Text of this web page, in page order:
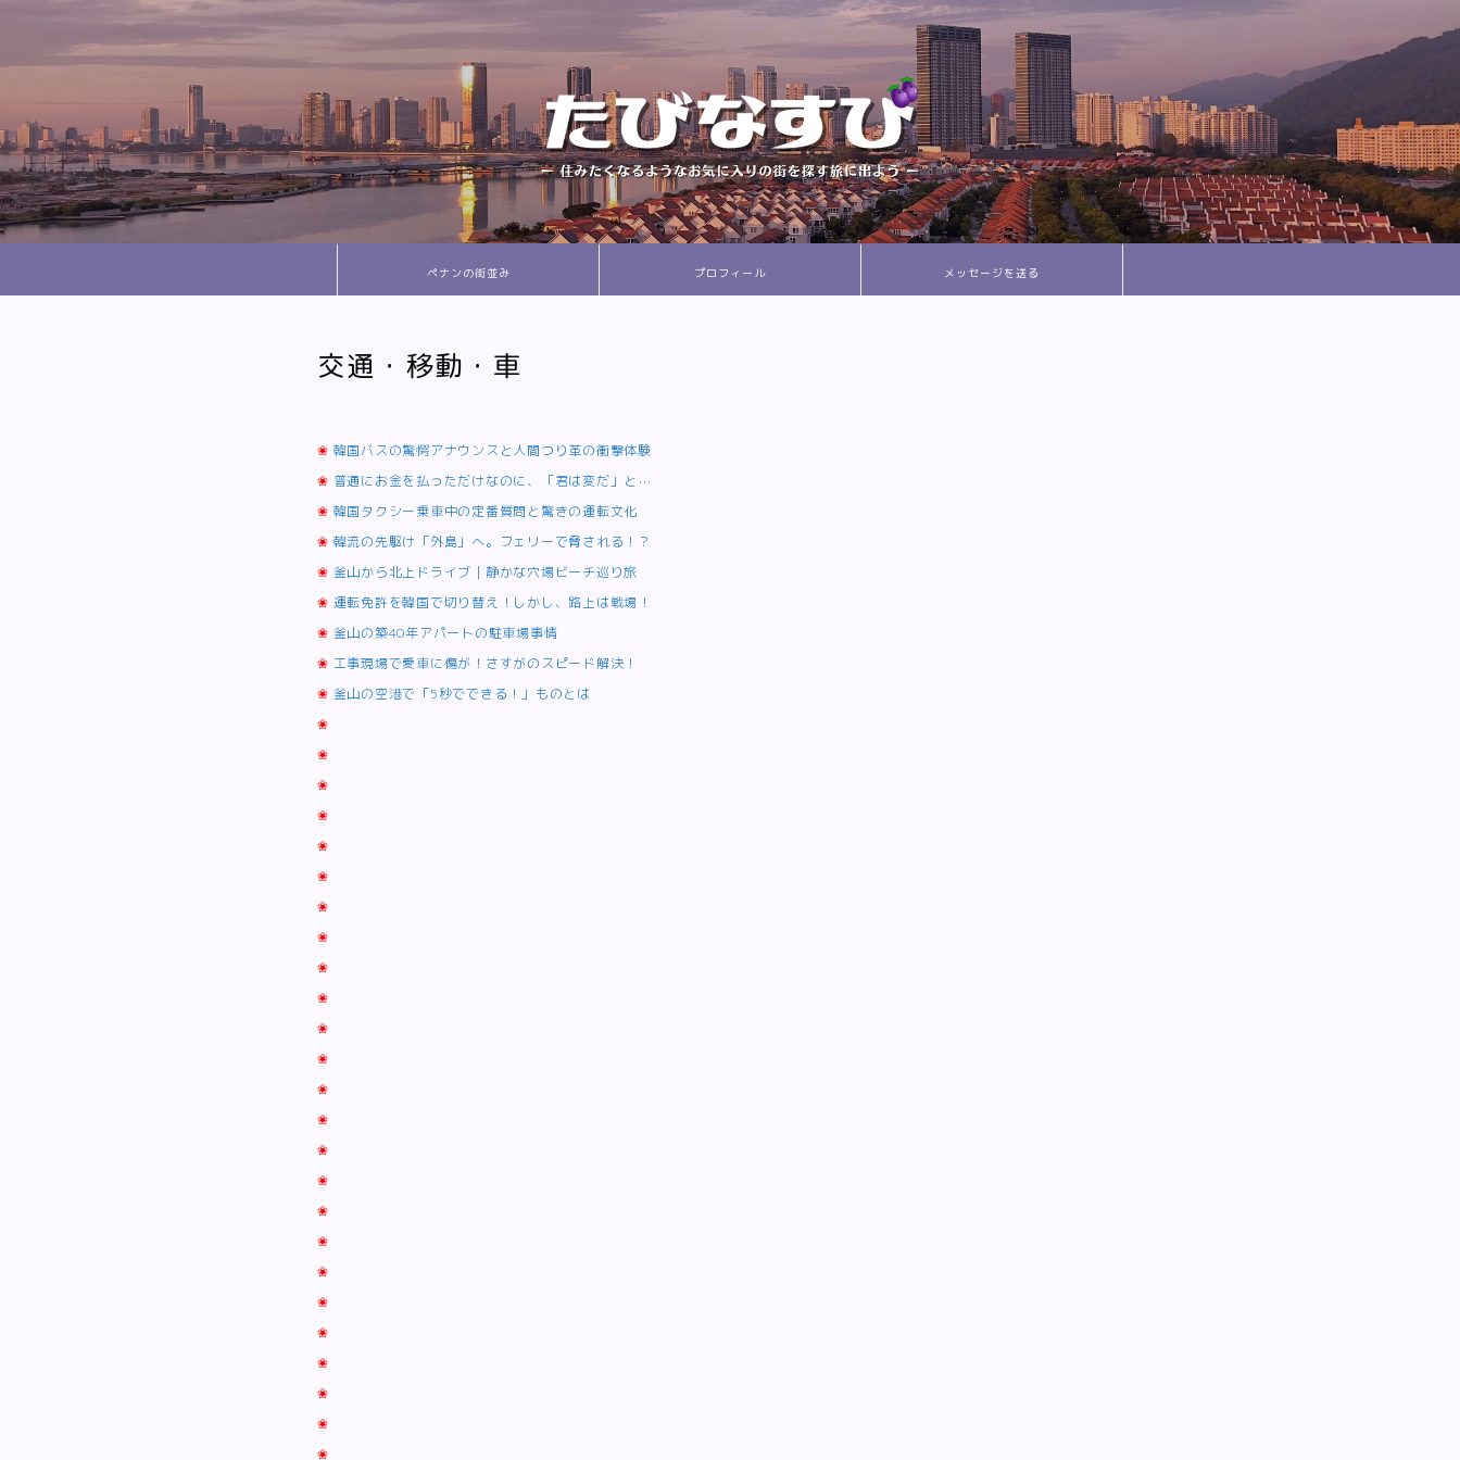
ペナンの街並み プロフィール メッセージを送る
交通・移動・車
❀ 韓国バスの驚愕アナウンスと人間つり革の衝撃体験
❀ 普通にお金を払っただけなのに、「君は変だ」と⋯
❀ 韓国タクシー乗車中の定番質問と驚きの運転文化
❀ 韓流の先駆け「外島」へ。フェリーで脅される！？
❀ 釜山から北上ドライブ｜静かな穴場ビーチ巡り旅
❀ 運転免許を韓国で切り替え！しかし、路上は戦場！
❀ 釜山の築40年アパートの駐車場事情
❀ 工事現場で愛車に傷が！さすがのスピード解決！
❀ 釜山の空港で「5秒でできる！」ものとは
❀
❀
❀
❀
❀
❀
❀
❀
❀
❀
❀
❀
❀
❀
❀
❀
❀
❀
❀
❀
❀
❀
❀
❀
❀